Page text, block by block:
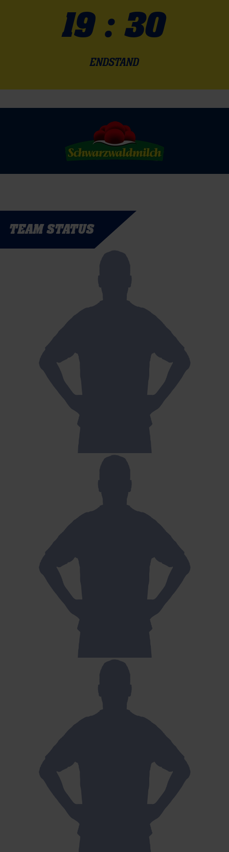
19 : 30
ENDSTAND
TEAM STATUS